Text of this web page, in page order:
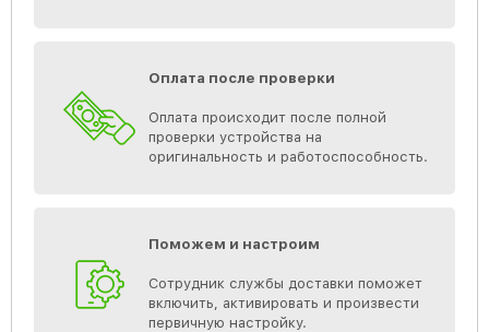
Оплата после проверки
Оплата происходит после полной
проверки устройства на
оригинальность и работоспособность.
Поможем и настроим
Сотрудник службы доставки поможет
включить, активировать и произвести
первичную настройку.